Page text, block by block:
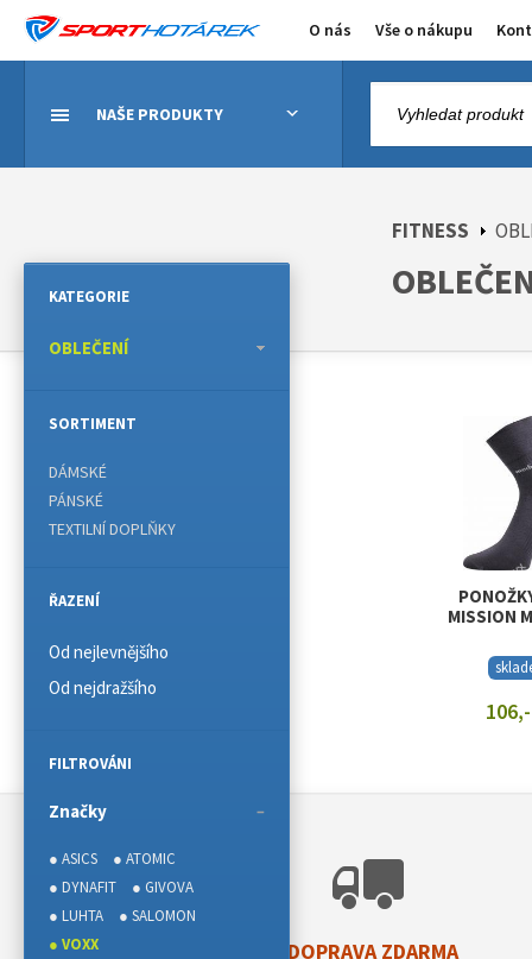
O nás Vše o nákupu
NAŠE PRODUKTY
FITNESS
MISSION
DOPRAVA ZDARMA
KATEGORIE
OBLEČENÍ
SORTIMENT
DÁMSKÉ
PÁNSKÉ
TEXTILNÍ DOPLŇKY
ŘAZENÍ
Od nejlevnějšího
Od nejdražšího
FILTROVÁNI
Značky
● ASICS
● ATOMIC
● DYNAFIT
● GIVOVA
● LUHTA
● SALOMON
● VOXX